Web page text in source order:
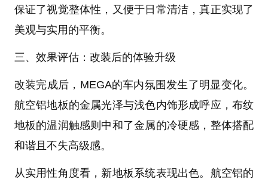
保证了视觉整体性，又便于日常清洁，真正实现了
美观与实用的平衡。
三、效果评估：改装后的体验升级
改装完成后，MEGA的车内氛围发生了明显变化。
航空铝地板的金属光泽与浅色内饰形成呼应，布纹
地板的温润触感则中和了金属的冷硬感，整体搭配
和谐且不失高级感。
从实用性角度看，新地板系统表现出色。航空铝的